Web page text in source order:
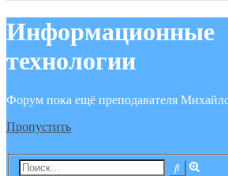
Информационные
технологии
Форум пока ещё преподавателя
Пропустить
Поиск